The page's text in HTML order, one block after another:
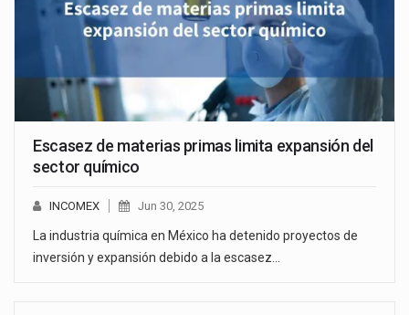
Escasez de materias primas limita expansión del
sector químico
INCOMEX Jun 30, 2025
La industria química en México ha detenido proyectos de
inversión y expansión debido a la escasez…